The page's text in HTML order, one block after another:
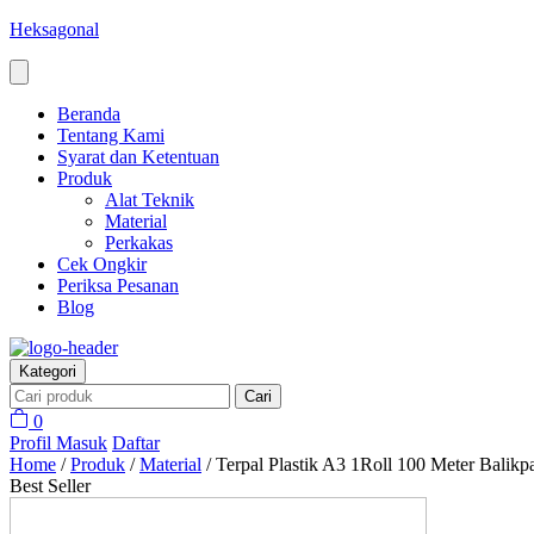
Heksagonal
Beranda
Tentang Kami
Syarat dan Ketentuan
Produk
Alat Teknik
Material
Perkakas
Cek Ongkir
Periksa Pesanan
Blog
Kategori
Cari
0
Profil Masuk Daftar
Home /Produk /Material /Terpal Plastik A3 1Roll 100 Meter
Best Seller